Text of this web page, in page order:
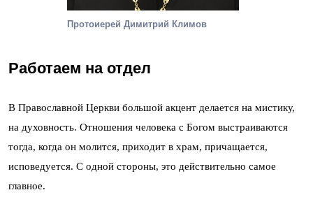
Протоиерей Димитрий Климов
Работаем на отдел
В Православной Церкви большой акцент делается на мистику,
на духовность. Отношения человека с Богом выстраиваются
тогда, когда он молится, приходит в храм, причащается,
исповедуется. С одной стороны, это действительно самое
главное.